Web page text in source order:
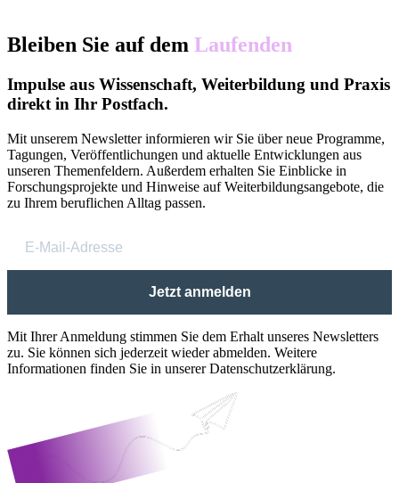
Bleiben Sie auf dem Laufenden
Impulse aus Wissenschaft, Weiterbildung und Praxis
direkt in Ihr Postfach.
Mit unserem Newsletter informieren wir Sie über neue Programme,
Tagungen, Veröffentlichungen und aktuelle Entwicklungen aus
unseren Themenfeldern. Außerdem erhalten Sie Einblicke in
Forschungsprojekte und Hinweise auf Weiterbildungsangebote, die
zu Ihrem beruflichen Alltag passen.
Jetzt anmelden
Mit Ihrer Anmeldung stimmen Sie dem Erhalt unseres Newsletters
zu. Sie können sich jederzeit wieder abmelden. Weitere
Informationen finden Sie in unserer Datenschutzerklärung.